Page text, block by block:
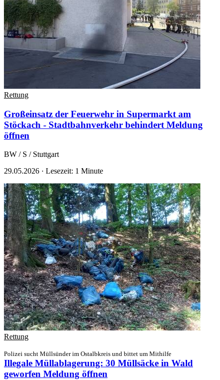
Rettung
Großeinsatz der Feuerwehr in Supermarkt am
Stöckach - Stadtbahnverkehr behindert Meldung
öffnen
BW / S / Stuttgart
29.05.2026 · Lesezeit: 1 Minute
Rettung
Polizei sucht Müllsünder im Ostalbkreis und bittet um Mithilfe
Illegale Müllablagerung: 30 Müllsäcke in Wald
geworfen Meldung öffnen